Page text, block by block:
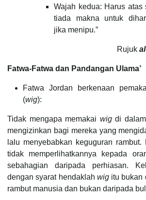
Wajah kedua: Harus atas
tiada makna untuk
jika menipu.”
Rujuk
Fatwa-Fatwa dan Pandangan Ulama’
Fatwa Jordan berkenaan
(wig):
Tidak mengapa memakai wigdi dalam
mengizinkan bagi mereka yang
lalu menyebabkan keguguran rambut.
tidak memperlihatkannya kepada
sebahagian daripada perhiasan.
dengan syarat hendaklah wigitu bukan
rambut manusia dan bukan daripada